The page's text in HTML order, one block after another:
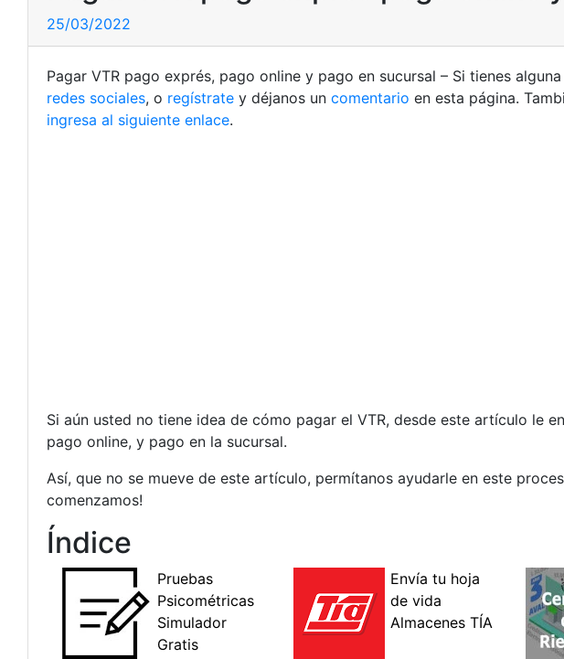
25/03/2022
Pagar VTR pago exprés, pago online y pago en sucursal – Si tienes
redes sociales, o regístrate y déjanos un comentario en esta página.
ingresa al siguiente enlace.
Si aún usted no tiene idea de cómo pagar el VTR, desde este artículo le
pago online, y pago en la sucursal.
Así, que no se mueve de este artículo, permítanos ayudarle en este
comenzamos!
Índice